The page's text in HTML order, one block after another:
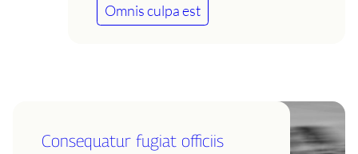
Omnis culpa est
Consequatur fugiat officiis